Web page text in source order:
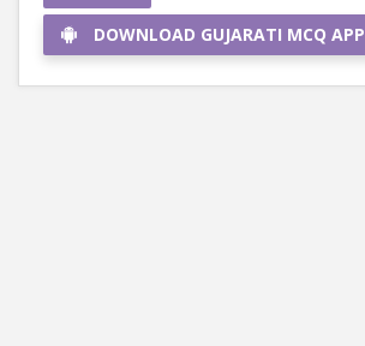
DOWNLOAD GUJARATI MCQ APP